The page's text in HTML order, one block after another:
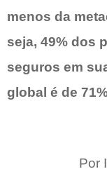
menos da
seja, 49% dos
seguros em
global é de
Por